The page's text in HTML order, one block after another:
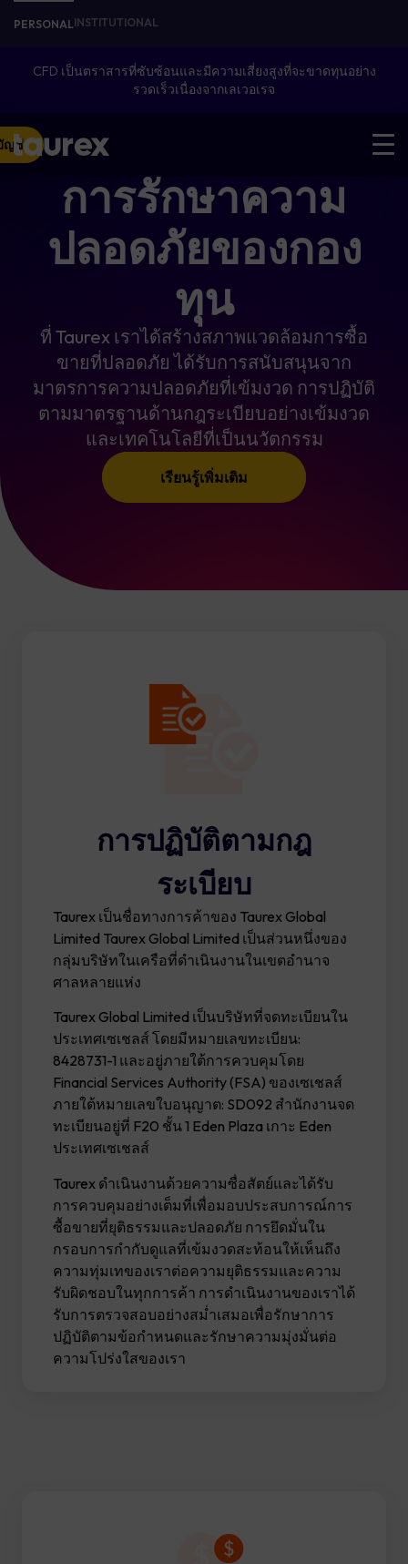
PERSONALINSTITUTIONAL
CFD เป็นตราสารที่ซับซ้อนและมีความเสี่ยงสูงที่จะขาดทุนอย่าง
รวดเร็วเนื่องจากเลเวอเรจ
ญชี
การรักษาความ
ปลอดภัยของกอง
ทุน
ที่ Taurex เราได้สร้างสภาพแวดล้อมการซื้อ
ขายที่ปลอดภัย ได้รับการสนับสนุนจาก
มาตรการความปลอดภัยที่เข้มงวด การปฏิบัติ
ตามมาตรฐานด้านกฎระเบียบอย่างเข้มงวด
และเทคโนโลยีที่เป็นนวัตกรรม
เรียนรู้เพิ่มเติม
การปฏิบัติตามกฎ
ระเบียบ
Taurex เป็นชื่อทางการค้าของ Taurex Global
Limited Taurex Global Limited เป็นส่วนหนึ่งของ
กลุ่มบริษัทในเครือที่ดำเนินงานในเขตอำนาจ
ศาลหลายแห่ง
Taurex Global Limited เป็นบริษัทที่จดทะเบียนใน
ประเทศเซเชลส์ โดยมีหมายเลขทะเบียน:
8428731-1 และอยู่ภายใต้การควบคุมโดย
Financial Services Authority (FSA) ของเซเชลส์
ภายใต้หมายเลขใบอนุญาต: SD092 สำนักงานจด
ทะเบียนอยู่ที่ F20 ชั้น 1 Eden Plaza เกาะ Eden
ประเทศเซเชลส์
Taurex ดำเนินงานด้วยความซื่อสัตย์และได้รับ
การควบคุมอย่างเต็มที่เพื่อมอบประสบการณ์การ
ซื้อขายที่ยุติธรรมและปลอดภัย การยึดมั่นใน
กรอบการกำกับดูแลที่เข้มงวดสะท้อนให้เห็นถึง
ความทุ่มเทของเราต่อความยุติธรรมและความ
รับผิดชอบในทุกการค้า การดำเนินงานของเราได้
รับการตรวจสอบอย่างสม่ำเสมอเพื่อรักษาการ
ปฏิบัติตามข้อกำหนดและรักษาความมุ่งมั่นต่อ
ความโปร่งใสของเรา